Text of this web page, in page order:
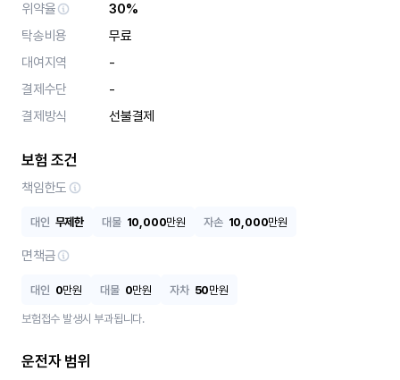
위약율
30%
탁송비용
무료
대여지역
-
결제수단
-
결제방식
선불결제
보험 조건
책임한도
대인 무제한 대물 10,000만원 자손 10,000만원
면책금
대인 0만원 대물 0만원 자차 50만원
보험접수 발생시 부과됩니다.
운전자 범위